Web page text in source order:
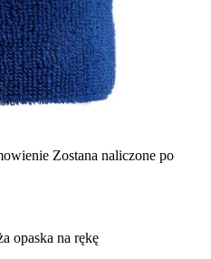
Zostana naliczone po
opaska na rękę